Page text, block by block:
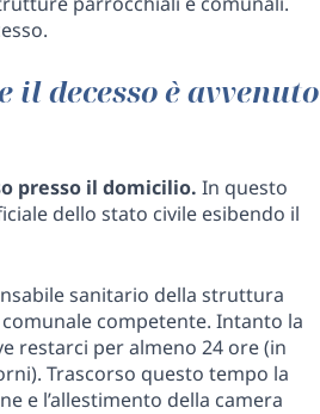
decesso è avvenuto
presso il domicilio. In questo
dello stato civile esibendo il
sanitario della struttura
competente. Intanto la
restarci per almeno 24 ore (in
Trascorso questo tempo la
e l’allestimento della camera